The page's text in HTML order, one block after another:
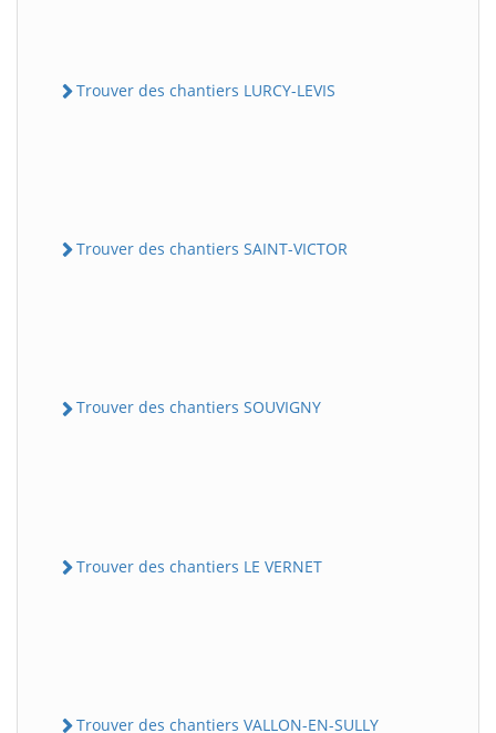
Trouver des chantiers LURCY-LEVIS
Trouver des chantiers SAINT-VICTOR
Trouver des chantiers SOUVIGNY
Trouver des chantiers LE VERNET
Trouver des chantiers VALLON-EN-SULLY